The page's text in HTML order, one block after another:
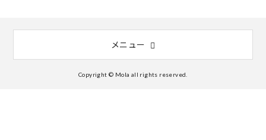
メニュー
Copyright © Mola all rights reserved.